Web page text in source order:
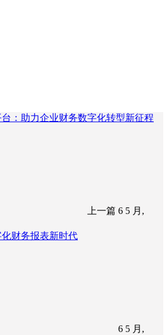
：助力企业财务数字化转型新征程
上一篇 6 5 月,
财务报表新时代
6 5 月,